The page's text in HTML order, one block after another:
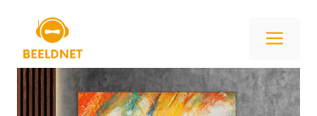
inhoud